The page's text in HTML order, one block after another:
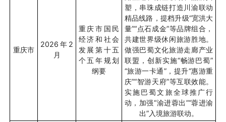
重庆市
2026 年 2
月
重庆市国民
经济和社会
发展第十五
个五年规划
纲要
塑，串珠成链打造川渝联动
精品线路，提档升级“宽洪大
量”“点石成金”等品牌组合，
共建世界级休闲旅游胜地。
做强巴蜀文化旅游走廊产业
联盟，创新实施“畅游巴蜀”
“旅游一卡通”，提升“惠游重
庆”“智游天府”等互联效能。
实施巴蜀文旅全球推广行
动，加强“渝进蓉出”“蓉进渝
出”入境旅游联动。